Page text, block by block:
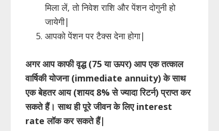
मिला लें, तो निवेश राशि और पेंशन दोगुनी हो
जायेगी|
आपको पेंशन पर टैक्स देना होगा|
अगर आप काफी वृद्ध (75 या ऊपर) आप एक तत्काल
वार्षिकी योजना (immediate annuity) के साथ
एक बेहतर आय (शायद 8% से ज्यादा रिटर्न) प्राप्त कर
सकते हैं। साथ ही पूरे जीवन के लिए interest
rate लॉक कर सकते हैं|